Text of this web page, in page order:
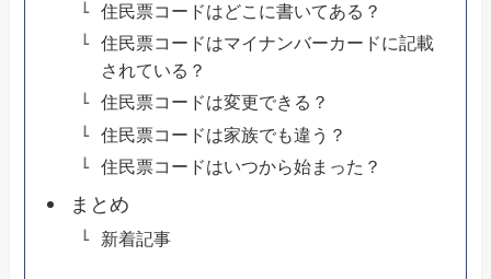
住民票コードはどこに書いてある？
住民票コードはマイナンバーカードに記載
されている？
住民票コードは変更できる？
住民票コードは家族でも違う？
住民票コードはいつから始まった？
まとめ
新着記事